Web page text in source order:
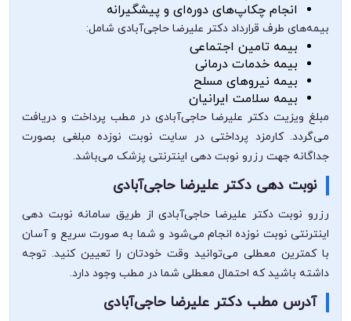
انجام چکاپ‌های دوره‌ای و پیشگیرانه
بیمه‌های طرف قرارداد دکتر علیرضا حاجی‌آبادی شامل:
بیمه تامین اجتماعی
بیمه خدمات درمانی
بیمه نیروهای مسلح
بیمه سلامت ایرانیان
مبلغ ویزیت دکتر علیرضا حاجی‌آبادی در مطب پرداخت و دریافت
می‌گردد. کارمزد پرداختی در سایت نوبت نوزده مبلغی بصورت
جداگانه جهت رزرو نوبت دهی اینترنتی پزشک می‌باشد.
نوبت دهی دکتر علیرضا حاجی‌آبادی
رزرو نوبت دکتر علیرضا حاجی‌آبادی از طریق سامانه نوبت دهی
اینترنتی نوبت نوزده انجام می‌شود و شما به صورت سریع و آسان
با کمترین معطلی می‌توانید وقت خودتان را تعیین کنید. توجه
داشته باشید که احتمال معطلی شما در مطب وجود دارد.
آدرس مطب دکتر علیرضا حاجی‌آبادی